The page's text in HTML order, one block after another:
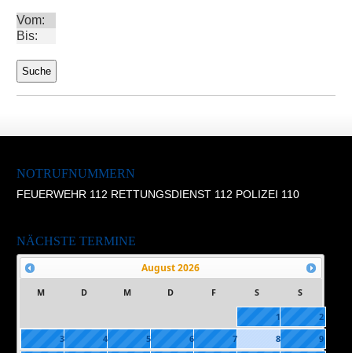
Vom:
Bis:
NOTRUFNUMMERN
FEUERWEHR 112 RETTUNGSDIENST 112 POLIZEI 110
NÄCHSTE TERMINE
August2026
M D M D F S S
1
2
3
4 5 6 7 8
9